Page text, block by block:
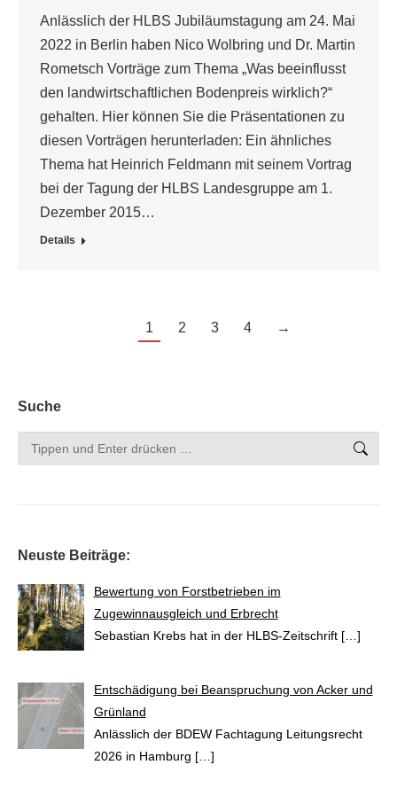
Anlässlich der HLBS Jubiläumstagung am 24. Mai
2022 in Berlin haben Nico Wolbring und Dr. Martin
Rometsch Vorträge zum Thema „Was beeinflusst
den landwirtschaftlichen Bodenpreis wirklich?“
gehalten. Hier können Sie die Präsentationen zu
diesen Vorträgen herunterladen: Ein ähnliches
Thema hat Heinrich Feldmann mit seinem Vortrag
bei der Tagung der HLBS Landesgruppe am 1.
Dezember 2015…
Details
1 2 3 4 →
Suche
Search:
Neuste Beiträge:
Bewertung von Forstbetrieben im
Zugewinnausgleich und Erbrecht
Sebastian Krebs hat in der HLBS-Zeitschrift […]
Entschädigung bei Beanspruchung von Acker und
Grünland
Anlässlich der BDEW Fachtagung Leitungsrecht
2026 in Hamburg […]